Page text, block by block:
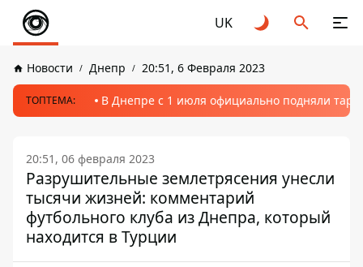
UK
Новости Днепр 20:51, 6 Февраля 2023
ТОПТЕМА: В Днепре с 1 июля официально подняли
20:51, 06 февраля 2023
Разрушительные землетрясения унесли
тысячи жизней: комментарий
футбольного клуба из Днепра, который
находится в Турции